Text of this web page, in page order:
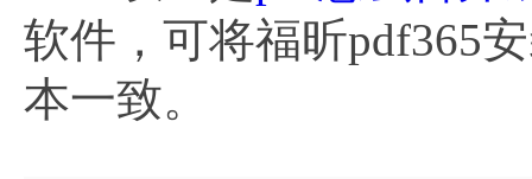
软件，可将福昕pdf365
本一致。